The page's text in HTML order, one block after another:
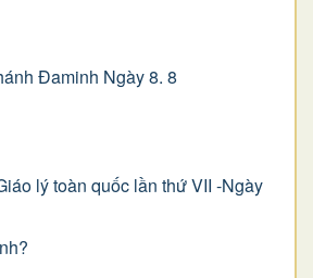
Đaminh Ngày 8. 8
lý toàn quốc lần thứ VII -Ngày